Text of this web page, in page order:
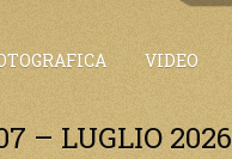
VIDEO
– LUGLIO 2026